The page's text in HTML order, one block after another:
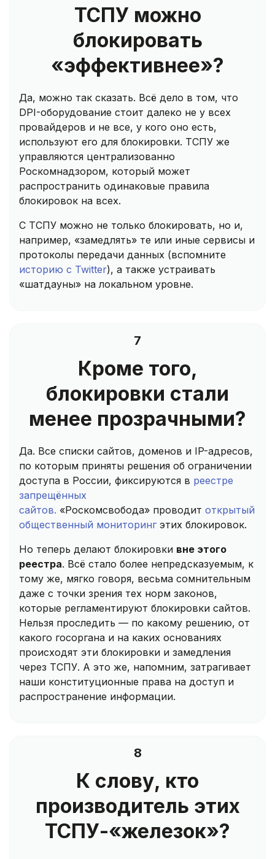
ТСПУ можно
блокировать
«эффективнее»?
Да, можно так сказать. Всё дело в том, что
DPI-оборудование стоит далеко не у всех
провайдеров и не все, у кого оно есть,
используют его для блокировки. ТСПУ же
управляются централизованно
Роскомнадзором, который может
распространить одинаковые правила
блокировок на всех.
С ТСПУ можно не только блокировать, но и,
например, «замедлять» те или иные сервисы и
протоколы передачи данных (вспомните
историю с Twitter), а также устраивать
«шатдауны» на локальном уровне.
7
Кроме того,
блокировки стали
менее прозрачными?
Да. Все списки сайтов, доменов и IP-адресов,
по которым приняты решения об ограничении
доступа в России, фиксируются в реестре
запрещённых
сайтов. «Роскомсвобода» проводит открытый
общественный мониторингэтих блокировок.
Но теперь делают блокировки вне этого
реестра. Всё стало более непредсказуемым, к
тому же, мягко говоря, весьма сомнительным
даже с точки зрения тех норм законов,
которые регламентируют блокировки сайтов.
Нельзя проследить — по какому решению, от
какого госоргана и на каких основаниях
происходят эти блокировки и замедления
через ТСПУ. А это же, напомним, затрагивает
наши конституционные права на доступ и
распространение информации.
8
К слову, кто
производитель этих
ТСПУ-«железок»?